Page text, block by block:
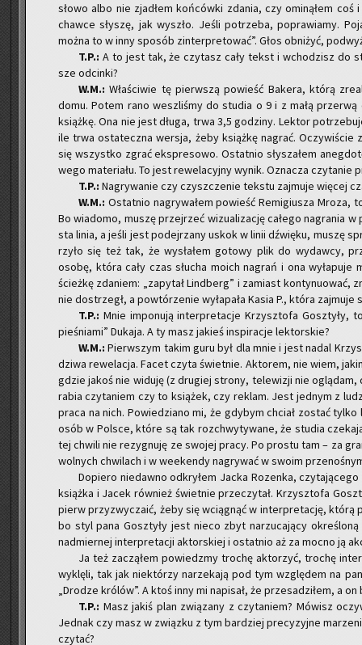
słowo albo nie zja­dłem koń­ców­ki zda­nia, czy omi­ną­łem
chaw­ce sły­szę, jak wy­szło. Jeśli po­trze­ba, po­pra­wia­my.
można to w inny spo­sób zin­ter­pre­to­wać”. Głos ob­ni­żyć,
T.P.: A to jest tak, że czy­tasz cały tekst i wcho­dzisz do
sze od­cin­ki?
W.M.: Wła­ści­wie tę pierw­szą po­wieść Ba­ke­ra, którą
domu. Potem rano we­szli­śmy do stu­dia o 9 i z małą
książ­kę. Ona nie jest długa, trwa 3,5 go­dzi­ny. Lek­tor
ile trwa osta­tecz­na wer­sja, żeby książ­kę na­grać.
się wszyst­ko zgrać eks­pre­so­wo. Ostat­nio sły­sza­łem
we­go ma­te­ria­łu. To jest re­we­la­cyj­ny wynik. Ozna­cza
T.P.: Na­gry­wa­nie czy czysz­cze­nie tek­stu zaj­mu­je wię­cej
W.M.: Ostat­nio na­gry­wa­łem po­wieść Re­mi­giu­sza Mroza,
Bo wia­do­mo, muszę przej­rzeć wi­zu­ali­za­cję ca­łe­go na­gra­nia
sta linia, a jeśli jest po­dej­rza­ny uskok w linii dźwię­ku, muszę
rzy­ło się też tak, że wy­sła­łem go­to­wy plik do wy­daw­cy,
osobę, która cały czas słu­cha moich na­grań i ona wy­ła­pu­je
ścież­kę zda­niem: „za­py­tał Lind­berg” i za­miast kon­ty­nu­ować,
nie do­strzegł, a po­wtó­rze­nie wy­ła­pa­ła Kasia P., która
T.P.: Mnie im­po­nu­ją in­ter­pre­ta­cje Krzysz­to­fa Gosz­ty­ły,
pie­śnia­mi” Du­ka­ja. A ty masz ja­kieś in­spi­ra­cje lek­tor­skie?
W.M.: Pierw­szym takim guru był dla mnie i jest nadal
dzi­wa re­we­la­cja. Facet czyta świet­nie. Ak­to­rem, nie wiem,
g­dzie jakoś nie wi­du­ję (z dru­giej stro­ny, te­le­wi­zji nie
ra­bia czy­ta­niem czy to ksią­żek, czy re­klam. Jest jed­nym z
praca na nich. Po­wie­dzia­no mi, że gdy­bym chciał zo­stać
osób w Pol­sce, które są tak roz­chwy­ty­wa­ne, że stu­dia
tej chwi­li nie re­zy­gnu­ję ze swo­jej pracy. Po pro­stu tam – za
wol­nych chwi­lach i w week­en­dy na­gry­wać w swoim
Do­pie­ro nie­daw­no od­kry­łem Jacka Ro­zen­ka,
książ­ka i Jacek rów­nież świet­nie prze­czy­tał. Krzysz­to­fa
pierw przy­zwy­cza­ić, żeby się wcią­gnąć w in­ter­pre­ta­cję,
bo styl pana Gosz­ty­ły jest nieco zbyt na­rzu­ca­ją­cy
nad­mier­nej in­ter­pre­ta­cji ak­tor­skiej i ostat­nio aż za mocno ją
Ja też za­czą­łem po­wiedz­my tro­chę ak­to­rzyć, tro­chę
wy­klę­li, tak jak nie­któ­rzy na­rze­ka­ją pod tym wzglę­dem na
„Dro­dze kró­lów”. A ktoś inny mi na­pi­sał, że prze­sa­dzi­łem, a
T.P.: Masz jakiś plan zwią­za­ny z czy­ta­niem? Mó­wisz
Jed­nak czy masz w związ­ku z tym bar­dziej pre­cy­zyj­ne
czy­tać?